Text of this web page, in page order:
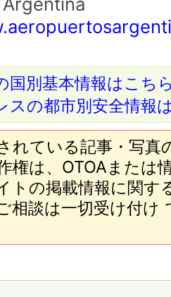
国別基本情報はこち
スの都市別安全情報
れている記事・写真
権は、OTOAまたは
トの掲載情報に関す
相談は一切受け付